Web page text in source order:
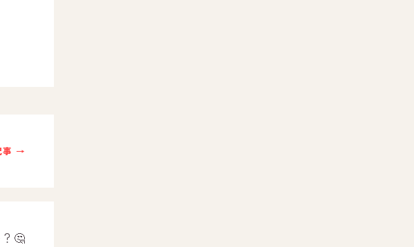
事 →
🤔